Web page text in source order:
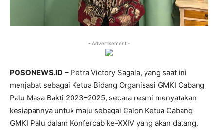
- Advertisement -
POSONEWS.ID – Petra Victory Sagala, yang saat ini
menjabat sebagai Ketua Bidang Organisasi GMKI Cabang
Palu Masa Bakti 2023–2025, secara resmi menyatakan
kesiapannya untuk maju sebagai Calon Ketua Cabang
GMKI Palu dalam Konfercab ke-XXIV yang akan datang.